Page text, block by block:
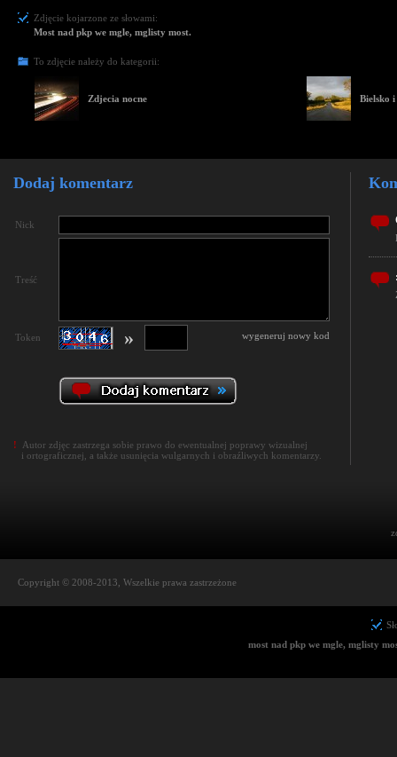
Zdjęcie kojarzone ze słowami:
Most nad pkp we mgle, mglisty most.
To zdjęcie należy do kategorii:
Zdjecia nocne Bielsko
Dodaj komentarz
Nick
Treść
Token wygeneruj nowy kod
»
! Autor zdjęc zastrzega sobie prawo do ewentualnej poprawy wizualnej
i ortograficznej, a także usunięcia wulgarnych i obraźliwych komentarzy.
Copyright © 2008-2013, Wszelkie prawa zastrzeżone
most nad pkp we mgle, mglisty